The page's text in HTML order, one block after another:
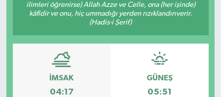
ilimleri öğrenirse) Allah Azze ve Celle, ona (her işinde)
kâfîdir ve onu, hiç ummadığı yerden rızıklandırıverir.
(Hadis-i Şerif)
İMSAK
04:17
GÜNEŞ
05:51